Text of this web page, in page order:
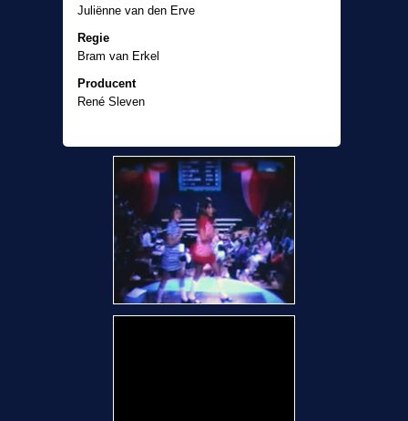
Juliënne van den Erve
Regie
Bram van Erkel
Producent
René Sleven